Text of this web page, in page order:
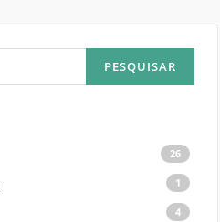
26
1
4